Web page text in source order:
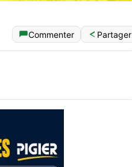
Commenter Partager